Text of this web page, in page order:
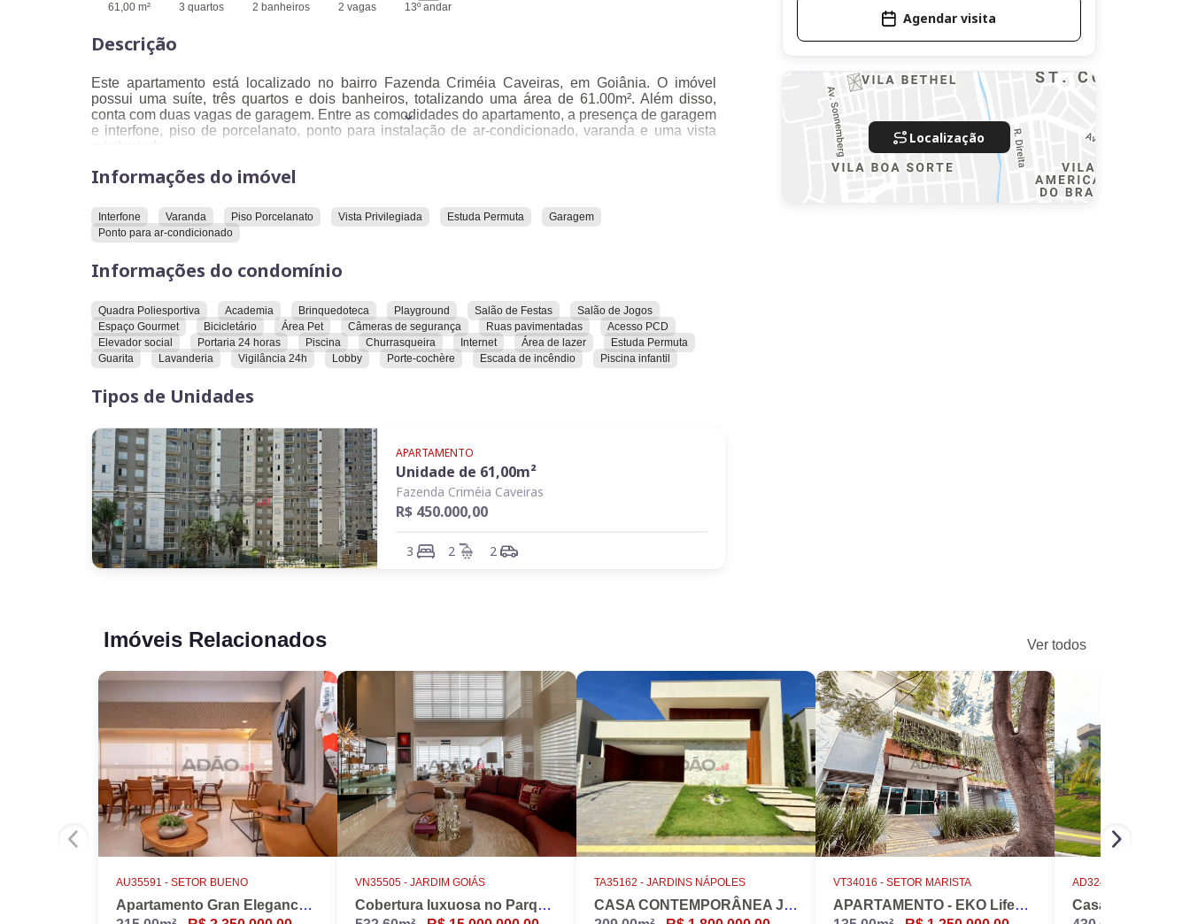
61,00 m² 3 quartos 2 banheiros 2 vagas 13º andar
Descrição
Este apartamento está localizado no bairro Fazenda Criméia Caveiras, em Goiânia. O imóvel
possui uma suíte, três quartos e dois banheiros, totalizando uma área de 61.00m². Além disso,
conta com duas vagas de garagem. Entre as comodidades do apartamento, a presença de garagem
e interfone, piso de porcelanato, ponto para instalação de ar-condicionado, varanda e uma vista
com deficiência, área de lazer, área pet, bicicletário, brinquedoteca, câmeras de segurança,
churrasqueira, elevador social, escada de incêndio, espaço gourmet, possibilidade de permuta,
guarita, internet, lavanderia, lobby, piscina, piscina infantil, playground, portaria 24 horas, quadra
comodidades.O propretário também estuda a possibilidade de permuta.
Informações do imóvel
Interfone Varanda Piso Porcelanato Vista Privilegiada Estuda Permuta
Garagem
Ponto para ar-condicionado
Informações do condomínio
Quadra Poliesportiva Academia Brinquedoteca Playground Salão de Festas
Salão de Jogos
Espaço Gourmet
Bicicletário Área Pet Câmeras de segurança Ruas pavimentadas
Acesso PCD
Elevador social
Portaria 24 horas Piscina Churrasqueira Internet Área de lazer
Estuda Permuta
Guarita
Lavanderia Vigilância 24h Lobby Porte-cochère Escada de incêndio Piscina infantil
Tipos de Unidades
APARTAMENTO
Unidade de 61,00m²
Fazenda Criméia Caveiras
R$ 450.000,00
3 2 2
Agendar visita
Localização
Imóveis Relacionados Ver todos
AU35591 - SETOR BUENO
Apartamento Gran Elegance - 4 suites + Home Office
VN35505 - JARDIM GOIÁS
Cobertura luxuosa no Parque Flamboyant, Jardim Goiás. Duplex, 533m2, 4 suítes, Piscina, 7 vagas, nascente.
TA35162 - JARDINS NÁPOLES
CASA CONTEMPORÂNEA JARDINS NÁPOLES
VT34016 - SETOR MARISTA
APARTAMENTO - EKO LifeStyle
AD32486 -